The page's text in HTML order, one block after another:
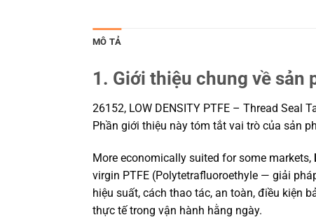
MÔ TẢ
1. Giới thiệu chung về sản
26152, LOW DENSITY PTFE – Thread Seal
Phần giới thiệu này tóm tắt vai trò của sản
More economically suited for some markets,
virgin PTFE (Polytetrafluoroethyle — giải
hiệu suất, cách thao tác, an toàn, điều kiện
thực tế trong vận hành hằng ngày.